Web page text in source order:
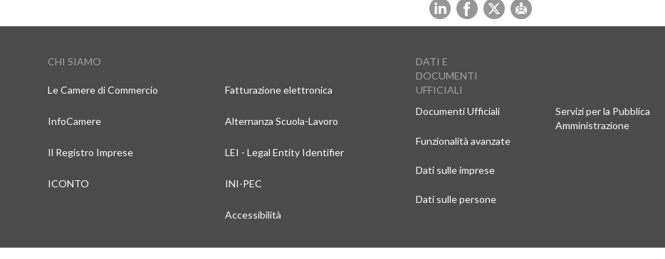
CHI SIAMO
Le Camere di Commercio
InfoCamere
Il Registro Imprese
ICONTO
Fatturazione elettronica
Alternanza Scuola-Lavoro
LEI - Legal Entity Identifier
INI-PEC
Accessibilità
DATI E
DOCUMENTI
UFFICIALI
Documenti Ufficiali
Funzionalità avanzate
Dati sulle imprese
Dati sulle persone
Servizi per la Pubblica
Amministrazione